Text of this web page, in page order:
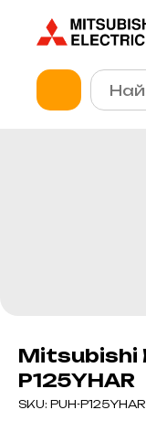
Mitsubishi
P125YHAR
SKU: PUH-P125YHAR